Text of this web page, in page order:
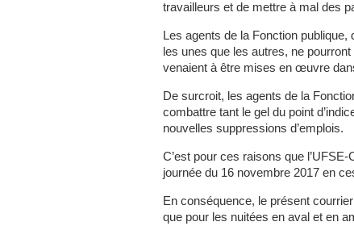
travailleurs et de mettre à mal des
Les agents de la Fonction
les unes que les autres, ne
venaient à être mises en œuvre
De surcroit, les agents de la
combattre tant le gel du point
nouvelles suppressions d’emplois.
C’est pour ces raisons que
journée du 16 novembre 2017 en
En conséquence, le présent
que pour les nuitées en aval et en